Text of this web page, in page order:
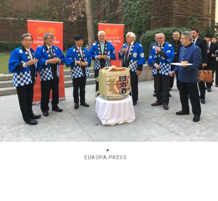
EUROPA PRESS